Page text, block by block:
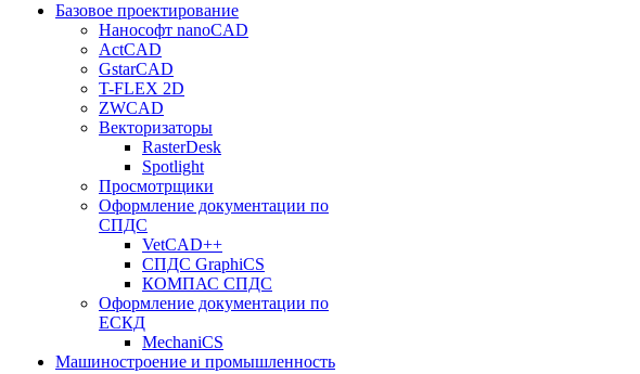
Базовое проектирование
Нанософт nanoCAD
ActCAD
GstarCAD
T-FLEX 2D
ZWCAD
Векторизаторы
RasterDesk
Spotlight
Просмотрщики
Оформление документации по
СПДС
VetCAD++
СПДС GraphiCS
КОМПАС СПДС
Оформление документации по
ЕСКД
MechaniCS
Машиностроение и промышленность